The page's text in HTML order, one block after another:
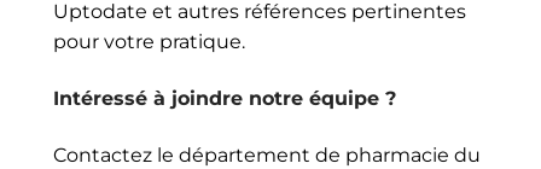
Uptodate et autres références pertinentes
pour votre pratique.
Intéressé à joindre notre équipe ?
Contactez le département de pharmacie du